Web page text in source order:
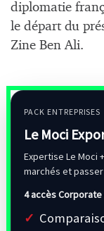
diplomatie
le départ du
Zine Ben Ali.
PACK ENTREPRISES
Le Moci
Expertise Le Moci
marchés et passer
4 accès Corporate